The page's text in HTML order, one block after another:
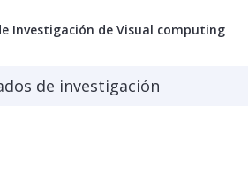
Investigación de Visual computing
de investigación